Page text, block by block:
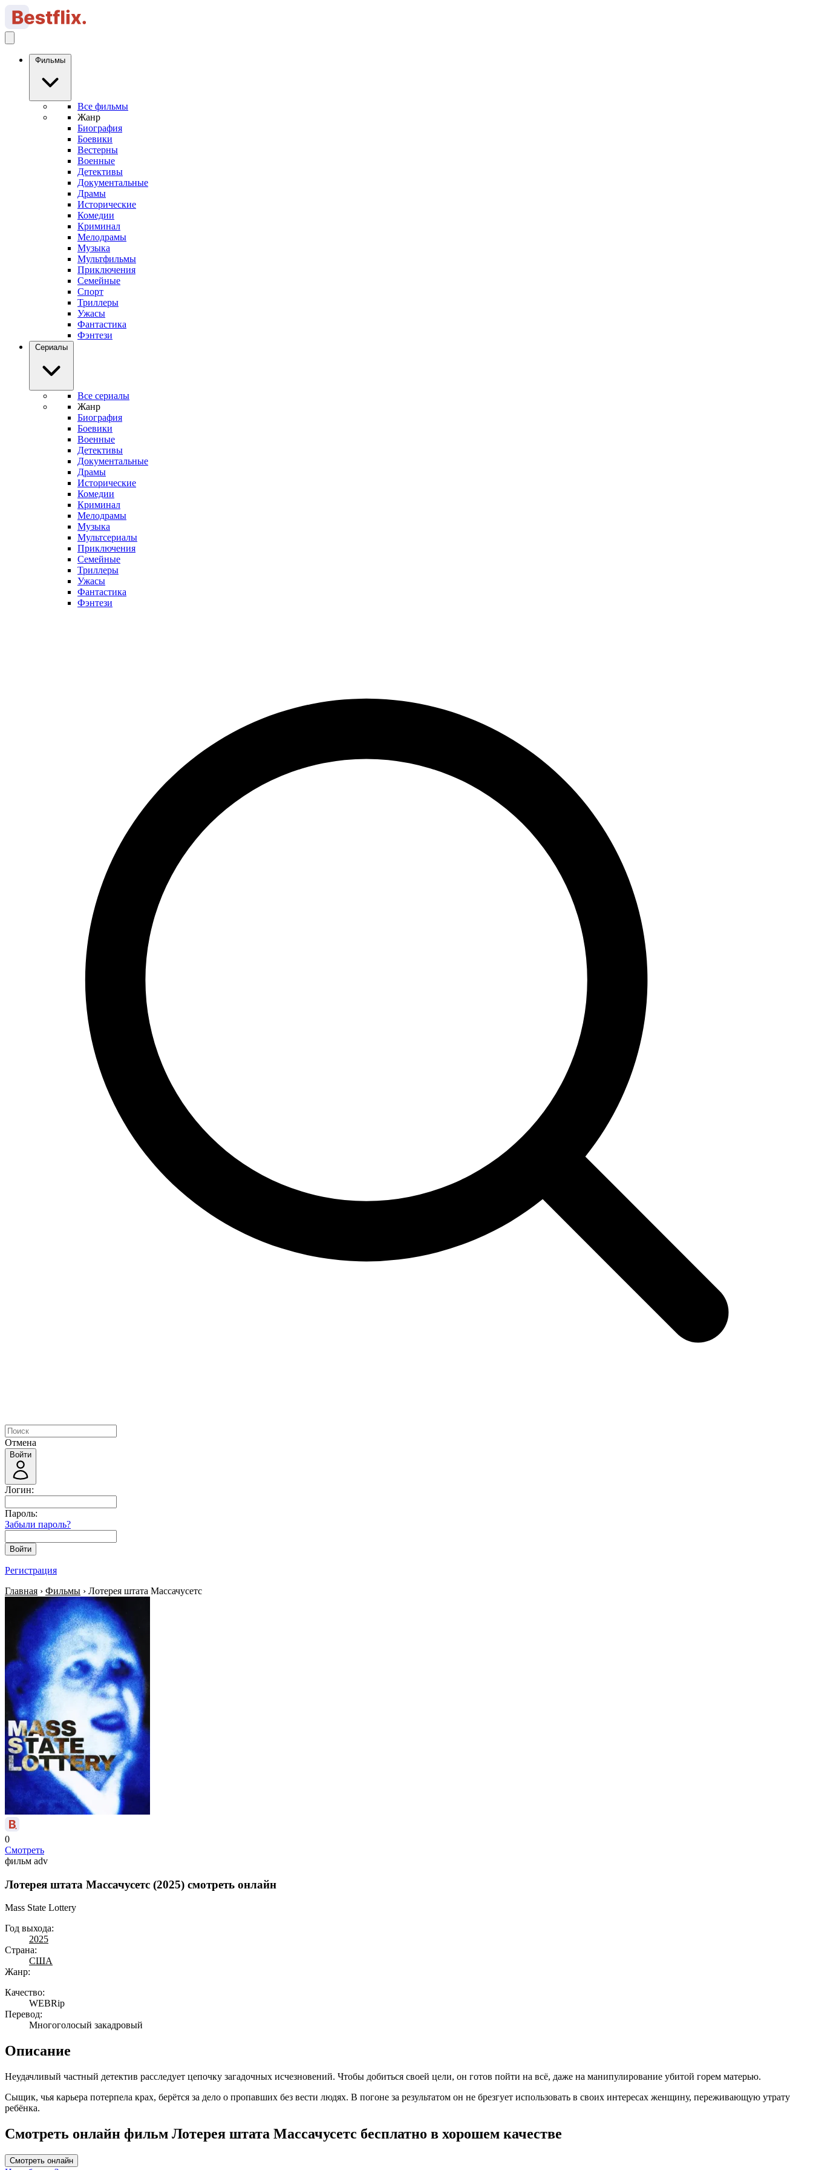
Фильмы
Все фильмы
Жанр
Биография
Боевики
Вестерны
Военные
Детективы
Документальные
Драмы
Исторические
Комедии
Криминал
Мелодрамы
Музыка
Мультфильмы
Приключения
Семейные
Спорт
Триллеры
Ужасы
Фантастика
Фэнтези
Сериалы
Все сериалы
Жанр
Биография
Боевики
Военные
Детективы
Документальные
Драмы
Исторические
Комедии
Криминал
Мелодрамы
Музыка
Мультсериалы
Приключения
Семейные
Триллеры
Ужасы
Фантастика
Фэнтези
Отмена
Войти
Логин:
Пароль:
Забыли пароль?
Войти
Регистрация
Главная › Фильмы › Лотерея штата Массачусетс
0
Смотреть
фильм adv
Лотерея штата Массачусетс (2025) смотреть онлайн
Mass State Lottery
Год выхода:
2025
Страна:
США
Жанр:
Качество:
WEBRip
Перевод:
Многоголосый закадровый
Описание
Неудачливый частный детектив расследует цепочку загадочных исчезновений. Чтобы добиться своей цели, он готов пойти на всё, даже на манипулирование убитой горем матерью.
Сыщик, чья карьера потерпела крах, берётся за дело о пропавших без вести людях. В погоне за результатом он не брезгует использовать в своих интересах женщину, переживающую утрату
ребёнка.
Смотреть онлайн фильм Лотерея штата Массачусетс бесплатно в хорошем качестве
Смотреть онлайн